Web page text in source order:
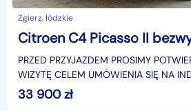
Zgierz, łódzkie
PRZED PRZYJAZDEM PROSIMY
WIZYTĘ CELEM UMÓWIENIA SIĘ NA
BEZPIECZNE OGLĘDZINY..Bardzo
egzemplarz.Samochód sprowadzo
33 900zł